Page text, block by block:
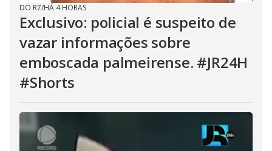
DO R7/HÁ 4 HORAS
Exclusivo: policial é suspeito de
vazar informações sobre
emboscada palmeirense. #JR24H
#Shorts